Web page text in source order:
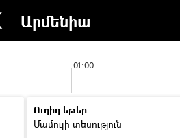
Արմենիա
01:00
Ուղիղ եթեր
Մամուլի տեսություն